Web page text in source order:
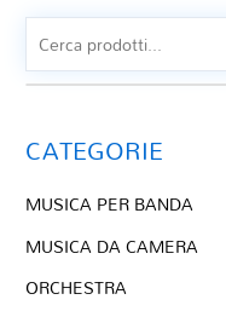
CATEGORIE
MUSICA PER BANDA
MUSICA DA CAMERA
ORCHESTRA